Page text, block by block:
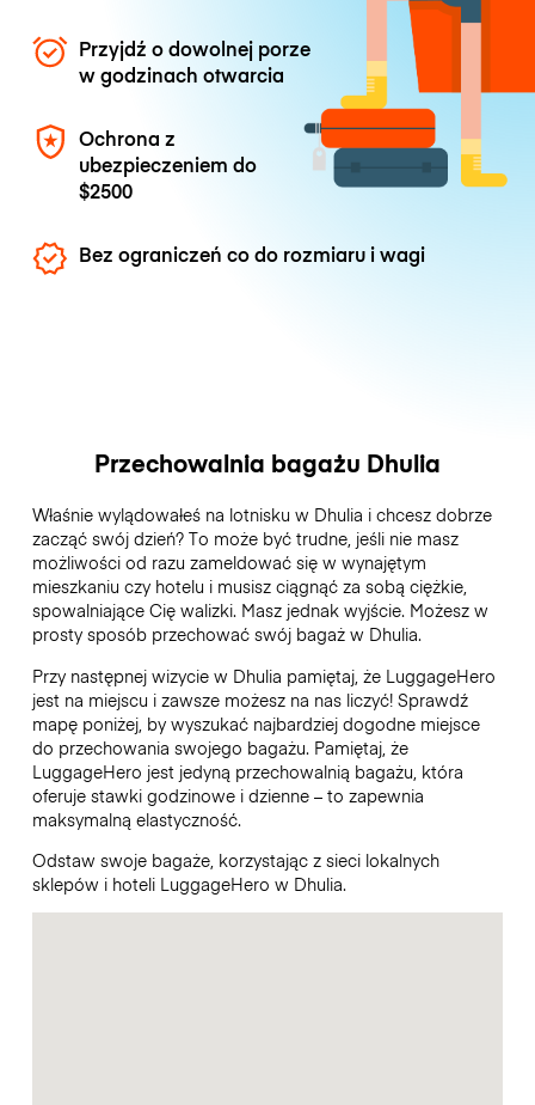
Przyjdź o dowolnej porze
w godzinach otwarcia
Ochrona z
ubezpieczeniem do
$2500
Bez ograniczeń co do rozmiaru i wagi
Przechowalnia bagażu Dhulia
Właśnie wylądowałeś na lotnisku w Dhulia i chcesz dobrze
zacząć swój dzień? To może być trudne, jeśli nie masz
możliwości od razu zameldować się w wynajętym
mieszkaniu czy hotelu i musisz ciągnąć za sobą ciężkie,
spowalniające Cię walizki. Masz jednak wyjście. Możesz w
prosty sposób przechować swój bagaż w Dhulia.
Przy następnej wizycie w Dhulia pamiętaj, że LuggageHero
jest na miejscu i zawsze możesz na nas liczyć! Sprawdź
mapę poniżej, by wyszukać najbardziej dogodne miejsce
do przechowania swojego bagażu. Pamiętaj, że
LuggageHero jest jedyną przechowalnią bagażu, która
oferuje stawki godzinowe i dzienne – to zapewnia
maksymalną elastyczność.
Odstaw swoje bagaże, korzystając z sieci lokalnych
sklepów i hoteli LuggageHero w Dhulia.